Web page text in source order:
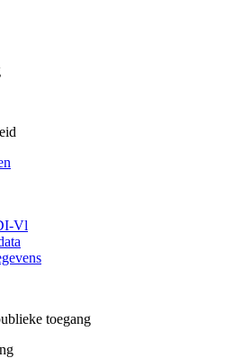
Vl
toegang